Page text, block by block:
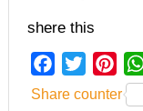
फोहोरमैला
shere this
Facebook
Twitter
Share counter